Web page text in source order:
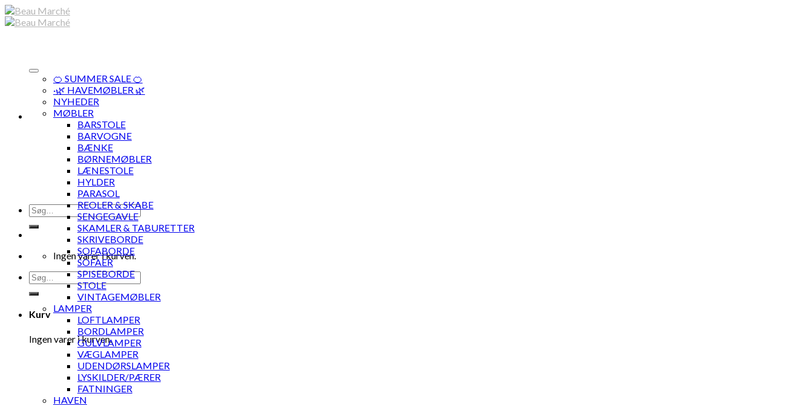
Skip
to
Søg
efter:
Ingen varer i kurven.
Søg
efter:
Kurv
Ingen varer i kurven.
🍊 SUMMER SALE 🍊
·🌿 HAVEMØBLER 🌿
NYHEDER
MØBLER
BARSTOLE
BARVOGNE
BÆNKE
BØRNEMØBLER
LÆNESTOLE
HYLDER
PARASOL
REOLER & SKABE
SENGEGAVLE
SKAMLER & TABURETTER
SKRIVEBORDE
SOFABORDE
SOFAER
SPISEBORDE
STOLE
VINTAGEMØBLER
LAMPER
LOFTLAMPER
BORDLAMPER
GULVLAMPER
VÆGLAMPER
UDENDØRSLAMPER
LYSKILDER/PÆRER
FATNINGER
HAVEN